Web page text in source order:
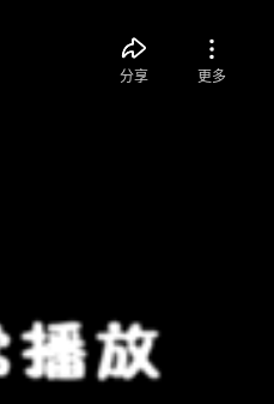
分享 更多